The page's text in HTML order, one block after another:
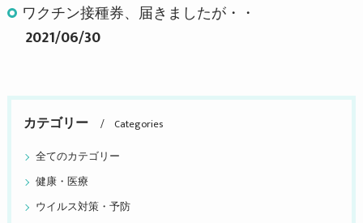
ワクチン接種券、届きましたが・・
2021/06/30
カテゴリー
Categories
全てのカテゴリー
健康・医療
ウイルス対策・予防